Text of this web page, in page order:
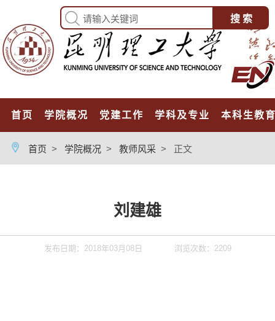
首页 学院概况 党建工作 学科及专业 本科生教
首页 > 学院概况 > 教师风采 > 正文
刘建雄
发布日期：2018年03月08日 浏览次数： 2209